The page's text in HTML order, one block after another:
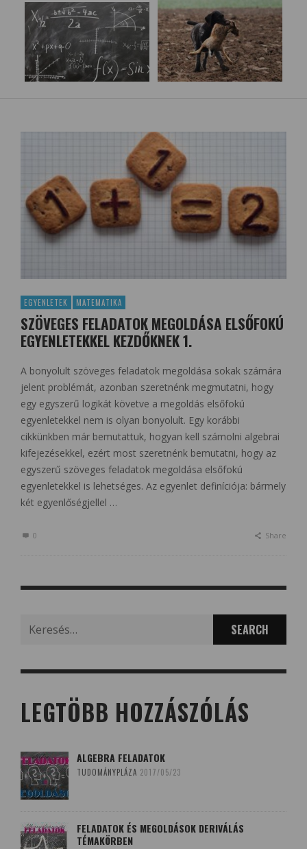
EGYENLETEK MATEMATIKA
SZÖVEGES FELADATOK MEGOLDÁSA ELSŐFOKÚ
EGYENLETEKKEL KEZDŐKNEK 1.
A bonyolult szöveges feladatok megoldása sokak számára
jelent problémát, azonban szeretnénk megmutatni, hogy
egy egyszerű logikát követve a megoldás elsőfokú
egyenletekkel nem is olyan bonyolult. Egy korábbi
cikkünkben már bemutattuk, hogyan kell számolni algebrai
kifejezésekkel, ezért most szeretnénk bemutatni, hogy az
egyszerű szöveges feladatok megoldása elsőfokú
egyenletekkel is lehetséges. Az egyenlet definíciója: bármely
két egyenlőségjellel …
0 Share
LEGTÖBB HOZZÁSZÓLÁS
ALGEBRA FELADATOK
TUDOMÁNYPLÁZA 2017/05/23
FELADATOK ÉS MEGOLDÁSOK DERIVÁLÁS
TÉMAKÖRBEN